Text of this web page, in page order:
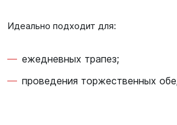
Идеально подходит для:
ежедневных трапез;
проведения торжественных